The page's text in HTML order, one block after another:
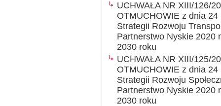
UCHWAŁA NR XIII/126/
OTMUCHOWIE z dnia
Strategii Rozwoju
Partnerstwo Nyskie 2020
2030 roku
UCHWAŁA NR XIII/125/
OTMUCHOWIE z dnia
Strategii Rozwoju
Partnerstwo Nyskie 2020
2030 roku